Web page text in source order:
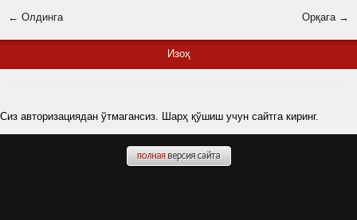
← Олдинга
Орқага →
Изоҳ
Сиз авторизациядан ўтмагансиз. Шарҳ қўшиш учун сайтга киринг.